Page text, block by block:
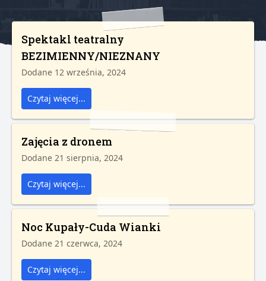
Spektakl teatralny
BEZIMIENNY/NIEZNANY
Dodane 12 września, 2024
Czytaj więcej...
Zajęcia z dronem
Dodane 21 sierpnia, 2024
Czytaj więcej...
Noc Kupały-Cuda Wianki
Dodane 21 czerwca, 2024
Czytaj więcej...